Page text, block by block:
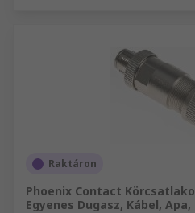
Raktáron
Phoenix Contact
Egyenes Dugasz, Kábel, Apa,